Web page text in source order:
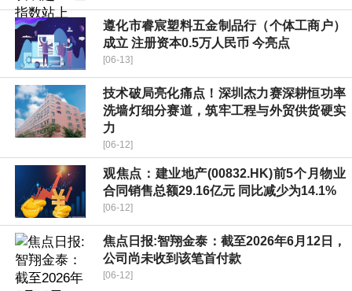
遵化市睿宸塑料五金制品行（个体工商户）
成立 注册资本0.5万人民币 今亮点
[06-13]
技术破局亮化痛点！深圳杰力赛深耕恒功率
洗墙灯细分赛道，筑牢工程与外贸供货硬实
力
[06-12]
观焦点：建业地产(00832.HK)前5个月物业
合同销售总额29.16亿元 同比减少为14.1%
[06-12]
焦点日报:智翔金泰：截至2026年6月12日，
公司尚未收到该笔首付款
[06-12]